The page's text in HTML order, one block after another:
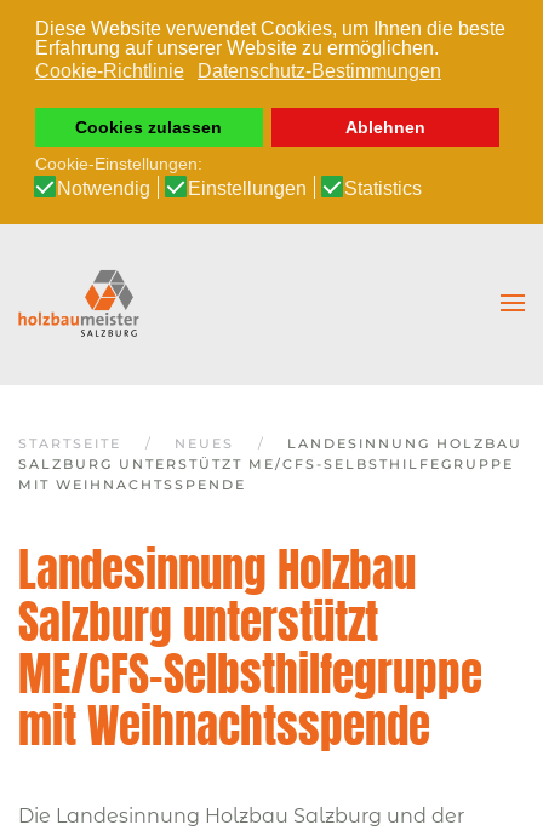
Diese Website verwendet Cookies, um Ihnen die beste
Erfahrung auf unserer Website zu ermöglichen.
Cookie-Richtlinie
Datenschutz-Bestimmungen
Cookies zulassen
Ablehnen
Cookie-Einstellungen:
Notwendig Einstellungen Statistics
Zum Hauptinhalt springen
STARTSEITE NEUES
LANDESINNUNG HOLZBAU
SALZBURG UNTERSTÜTZT ME/CFS-SELBSTHILFEGRUPPE
MIT WEIHNACHTSSPENDE
Landesinnung Holzbau
Salzburg unterstützt
ME/CFS-Selbsthilfegruppe
mit Weihnachtsspende
Die Landesinnung Holzbau Salzburg und der